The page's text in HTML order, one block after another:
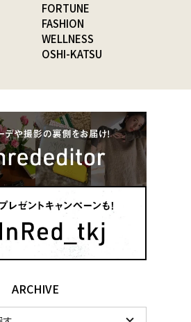
FORTUNE
FASHION
WELLNESS
OSHI-KATSU
ARCHIVE